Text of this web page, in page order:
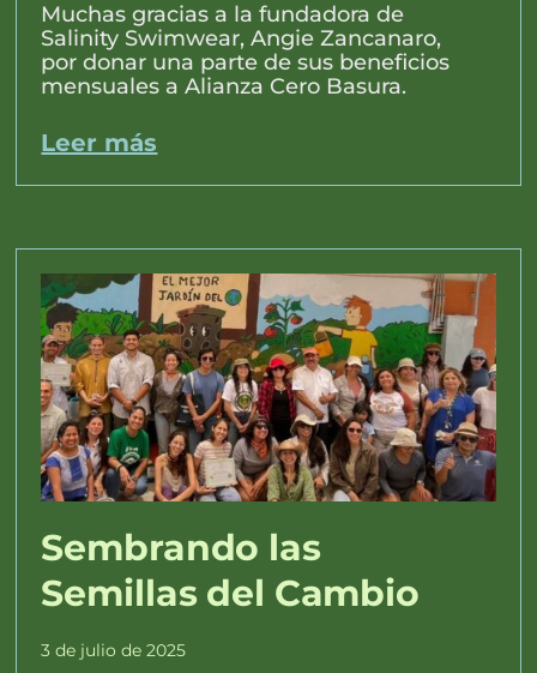
Muchas gracias a la fundadora de
Salinity Swimwear, Angie Zancanaro,
por donar una parte de sus beneficios
mensuales a Alianza Cero Basura.
Leer más
Sembrando las
Semillas del Cambio
3 de julio de 2025